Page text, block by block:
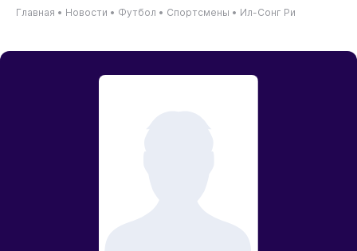
Главная • Новости • Футбол • Спортсмены • Ил-Сонг Ри